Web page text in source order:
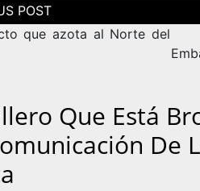
que azota al Norte del
Que Está
De